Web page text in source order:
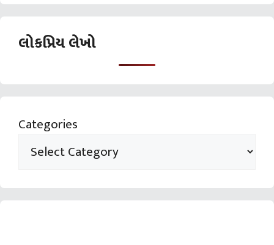
લોકપ્રિય લેખો
Categories